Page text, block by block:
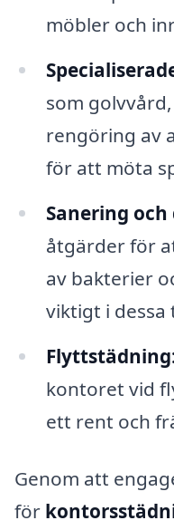
möbler och
som
rengöring av
för att möta
Sanering
åtgärder för
av bakterier
viktigt i dessa
kontoret vid
ett rent och
Genom att
för